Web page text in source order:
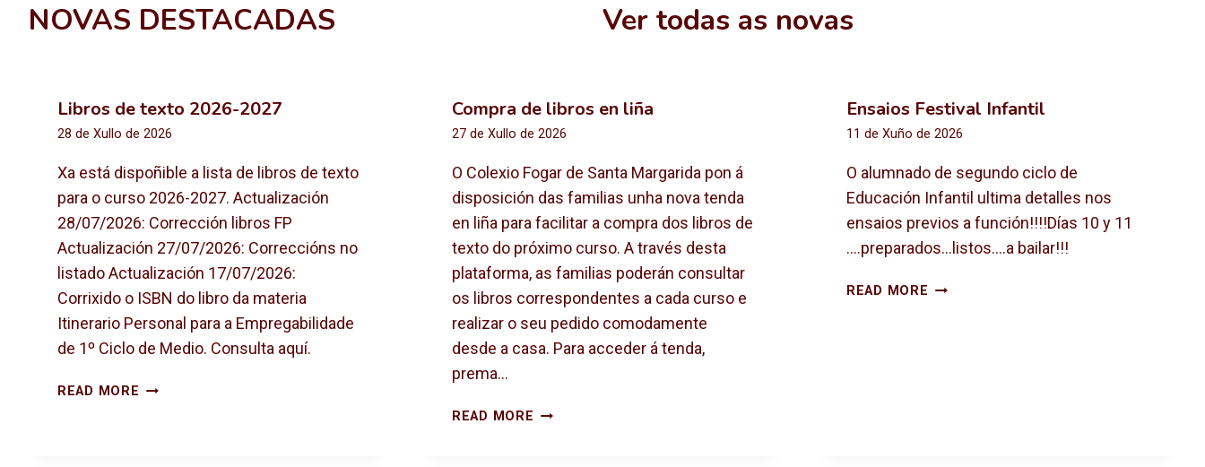
NOVAS DESTACADAS Ver todas as novas
Libros de texto 2026-2027
28 de Xullo de 2026
Xa está dispoñible a lista de libros de texto
para o curso 2026-2027. Actualización
28/07/2026: Corrección libros FP
Actualización 27/07/2026: Correccións no
listado Actualización 17/07/2026:
Corrixido o ISBN do libro da materia
Itinerario Personal para a Empregabilidade
de 1º Ciclo de Medio. Consulta aquí.
READ MORE L
Compra de libros en liña
27 de Xullo de 2026
O Colexio Fogar de Santa Margarida pon á
disposición das familias unha nova tenda
en liña para facilitar a compra dos libros de
texto do próximo curso. A través desta
plataforma, as familias poderán consultar
os libros correspondentes a cada curso e
realizar o seu pedido comodamente
desde a casa. Para acceder á tenda,
prema…
READ MORE C
Ensaios Festival Infantil
11 de Xuño de 2026
O alumnado de segundo ciclo de
Educación Infantil ultima detalles nos
ensaios previos a función!!!!Días 10 y 11
….preparados…listos….a bailar!!!
READ MORE E